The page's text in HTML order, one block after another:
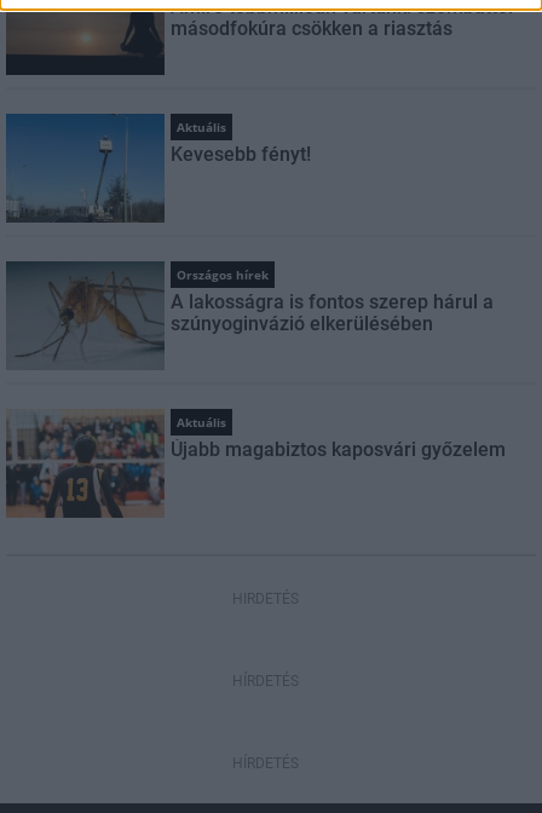
Amire többmillióan vártunk: szombattól
másodfokúra csökken a riasztás
Aktuális
Kevesebb fényt!
Országos hírek
A lakosságra is fontos szerep hárul a
szúnyoginvázió elkerülésében
Aktuális
Újabb magabiztos kaposvári győzelem
HIRDETÉS
HÍRDETÉS
HÍRDETÉS